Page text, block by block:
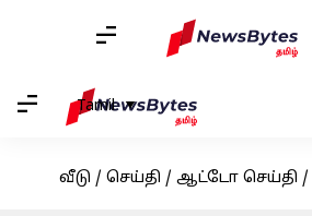
Tamil
வீடு / செய்தி / ஆட்டோ செய்தி /